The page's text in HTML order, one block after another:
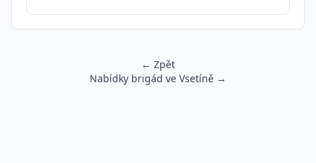
← Zpět
Nabídky brigád ve Vsetíně →